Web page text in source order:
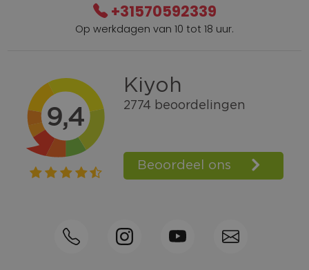
Gratis verzending vanaf € 100,=
Bel +31570592339
Spaarpunten
Shop the Look
Telefonisch bestellen ook mogelijk
+31570592339
Op werkdagen van 10 tot 18 uur.